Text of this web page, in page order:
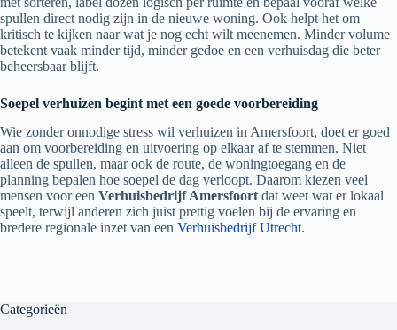
spullen direct nodig zijn in de nieuwe woning. Ook helpt het om
kritisch te kijken naar wat je nog echt wilt meenemen. Minder volume
betekent vaak minder tijd, minder gedoe en een verhuisdag die beter
beheersbaar blijft.
Soepel verhuizen begint met een goede voorbereiding
Wie zonder onnodige stress wil verhuizen in Amersfoort, doet er goed
aan om voorbereiding en uitvoering op elkaar af te stemmen. Niet
alleen de spullen, maar ook de route, de woningtoegang en de
planning bepalen hoe soepel de dag verloopt. Daarom kiezen veel
mensen voor een Verhuisbedrijf Amersfoort dat weet wat er lokaal
speelt, terwijl anderen zich juist prettig voelen bij de ervaring en
bredere regionale inzet van een Verhuisbedrijf Utrecht.
Categorieën